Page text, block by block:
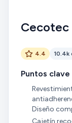
Cecotec
4.4 10.4k
Puntos clave
Diseño
Cajetín